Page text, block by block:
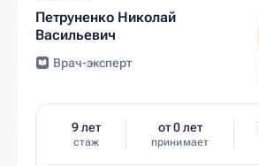
Петруненко Николай
Васильевич
Врач-эксперт
9 лет
стаж
от 0 лет
принимает